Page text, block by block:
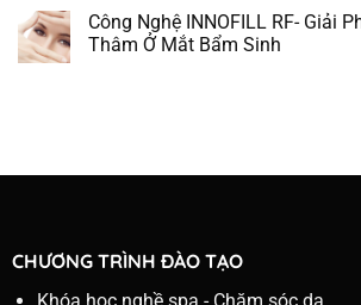
Công Nghệ INNOFILL RF- Giải
Thâm Ở Mắt Bẩm Sinh
CHƯƠNG TRÌNH ĐÀO TẠO